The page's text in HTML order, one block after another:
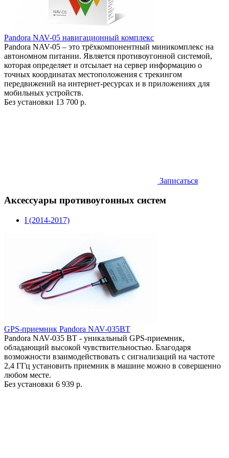
Pandora NAV-05 навигационный комплекс
Pandora NAV-05 – это трёхкомпонентный миникомплекс на
автономном питании. Является противоугонной системой,
которая определяет и отсылает на сервер информацию о
точных координатах местоположения с трекингом
передвижений на интернет-ресурсах и в приложениях для
мобильных устройств.
Без установки 13 700 р.
Записаться
Аксессуары противоугонных систем
I (2014-2017)
GPS-приемник Pandora NAV-035BT
Pandora NAV-035 BT - уникальный GPS-приемник,
обладающий высокой чувствительностью. Благодаря
возможности взаимодействовать с сигнализаций на частоте
2,4 ГГц установить приемник в машине можно в совершенно
любом месте.
Без установки 6 939 р.